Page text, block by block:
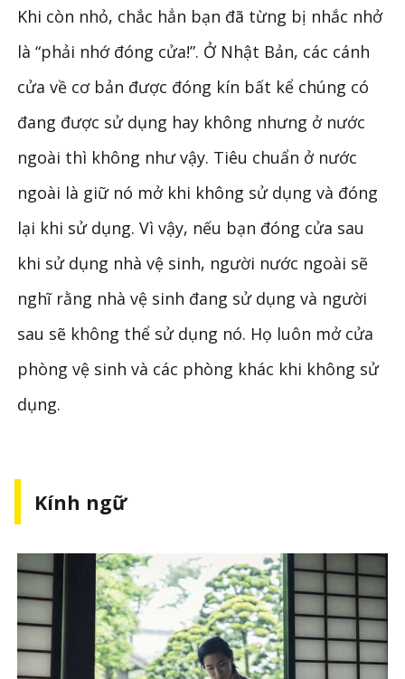
Khi còn nhỏ, chắc hẳn bạn đã từng bị nhắc nhở
là “phải nhớ đóng cửa!”. Ở Nhật Bản, các cánh
cửa về cơ bản được đóng kín bất kể chúng có
đang được sử dụng hay không nhưng ở nước
ngoài thì không như vậy. Tiêu chuẩn ở nước
ngoài là giữ nó mở khi không sử dụng và đóng
lại khi sử dụng. Vì vậy, nếu bạn đóng cửa sau
khi sử dụng nhà vệ sinh, người nước ngoài sẽ
nghĩ rằng nhà vệ sinh đang sử dụng và người
sau sẽ không thể sử dụng nó. Họ luôn mở cửa
phòng vệ sinh và các phòng khác khi không sử
dụng.
Kính ngữ